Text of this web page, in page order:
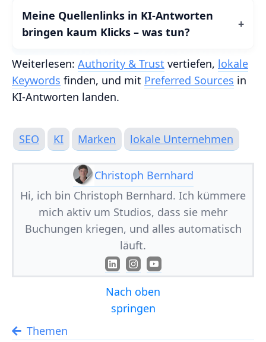
Meine Quellenlinks in KI‑Antworten
bringen kaum Klicks – was tun?
Weiterlesen: Authority & Trust vertiefen, lokale
Keywords finden, und mit Preferred Sources in
KI‑Antworten landen.
SEO KI Marken lokale Unternehmen
Christoph Bernhard
Hi, ich bin Christoph Bernhard. Ich kümmere
mich aktiv um Studios, dass sie mehr
Buchungen kriegen, und alles automatisch
läuft.